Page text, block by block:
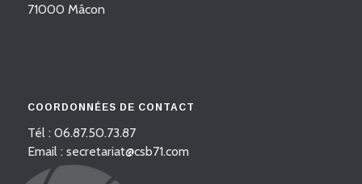
71000 Mâcon
COORDONNÉES DE CONTACT
Tél : 06.87.50.73.87
Email : secretariat@csb71.com